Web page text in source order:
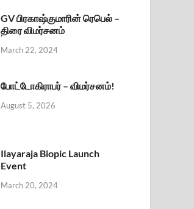
GV பிரகாஷ்குமாரின் ரெபெல் –
திரை விமர்சனம்
March 22, 2024
போட்டோகிராபர் – விமர்சனம்!
August 5, 2026
Ilayaraja Biopic Launch
Event
March 20, 2024